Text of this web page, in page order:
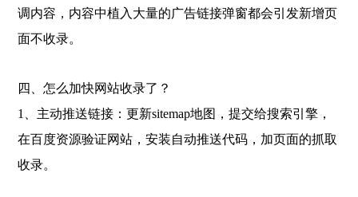
调内容，内容中植入大量的广告链接弹窗都会引发新增页
面不收录。
四、怎么加快网站收录了？
1、主动推送链接：更新sitemap地图，提交给搜索引擎，
在百度资源验证网站，安装自动推送代码，加页面的抓取
收录。